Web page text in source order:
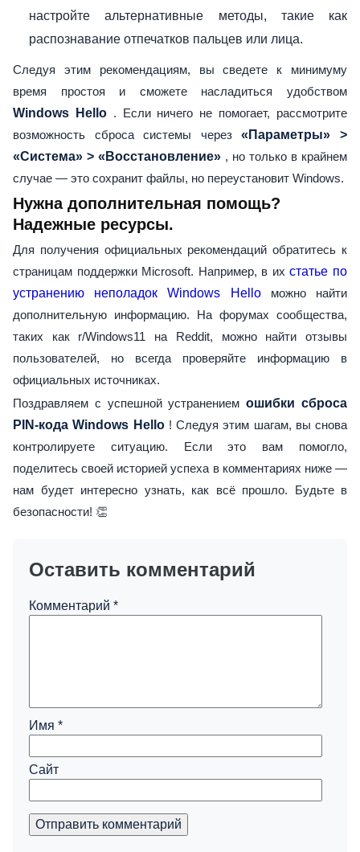
настройте альтернативные методы, такие как
распознавание отпечатков пальцев или лица.
Следуя этим рекомендациям, вы сведете к минимуму
время простоя и сможете насладиться удобством
Windows Hello. Если ничего не помогает, рассмотрите
возможность сброса системы через«Параметры» >
«Система» > «Восстановление» , но только в крайнем
случае — это сохранит файлы, но переустановит Windows.
Нужна дополнительная помощь?
Надежные ресурсы.
Для получения официальных рекомендаций обратитесь к
страницам поддержки Microsoft. Например, в ихстатье по
устранению неполадок Windows Helloможно найти
дополнительную информацию. На форумах сообщества,
таких как r/Windows11 на Reddit, можно найти отзывы
пользователей, но всегда проверяйте информацию в
официальных источниках.
Поздравляем с успешной устранениемошибки сброса
PIN-кода Windows Hello! Следуя этим шагам, вы снова
контролируете ситуацию. Если это вам помогло,
поделитесь своей историей успеха в комментариях ниже —
нам будет интересно узнать, как всё прошло. Будьте в
безопасности! 👏
Оставить комментарий
Комментарий *
Имя *
Сайт
Отправить комментарий